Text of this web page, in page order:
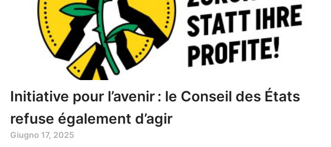
Initiative pour l’avenir : le Conseil des États
refuse également d’agir
Giugno 17, 2025